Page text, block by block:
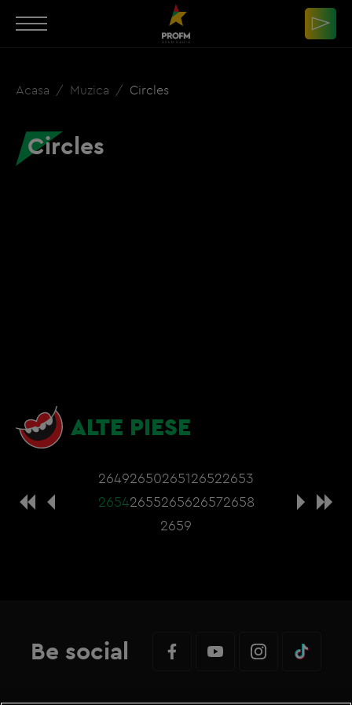
Acasa Muzica Circles
Circles
ALTE PIESE
26492650265126522653
26542655265626572658
2659
Be social